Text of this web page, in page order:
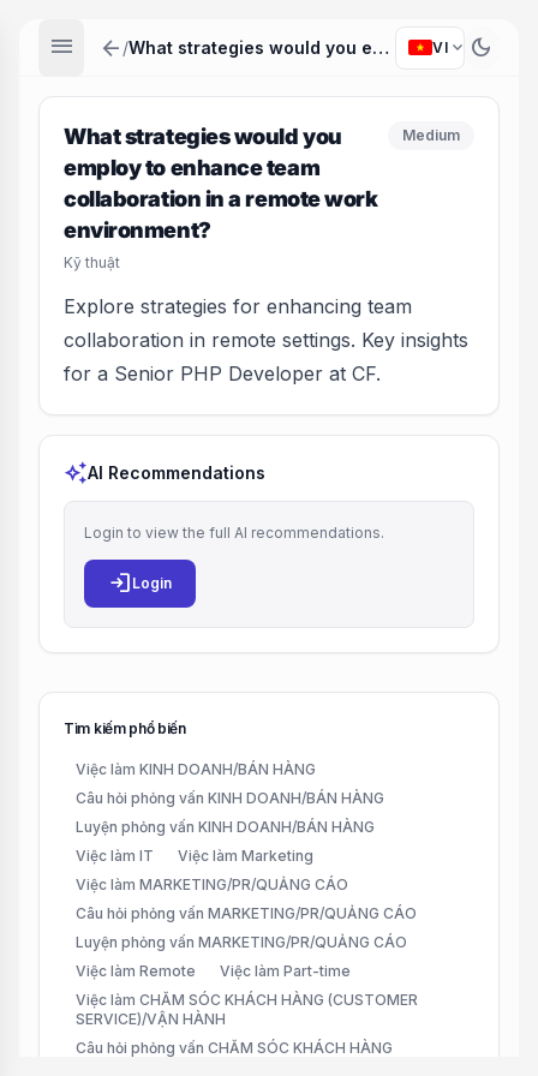
menu arrow_back / What strategies would you employ to enhance team collaboration in a remote work environment? VI expand_more dark_mode
What strategies would you
employ to enhance team
collaboration in a remote work
environment?
Kỹ thuật
Medium
Explore strategies for enhancing team
collaboration in remote settings. Key insights
for a Senior PHP Developer at CF.
auto_awesomeAI Recommendations
Login to view the full AI recommendations.
login Login
Tìm kiếm phổ biến
Việc làm KINH DOANH/BÁN HÀNG
Câu hỏi phỏng vấn KINH DOANH/BÁN HÀNG
Luyện phỏng vấn KINH DOANH/BÁN HÀNG
Việc làm IT
Việc làm Marketing
Việc làm MARKETING/PR/QUẢNG CÁO
Câu hỏi phỏng vấn MARKETING/PR/QUẢNG CÁO
Luyện phỏng vấn MARKETING/PR/QUẢNG CÁO
Việc làm Remote
Việc làm Part-time
Việc làm CHĂM SÓC KHÁCH HÀNG (CUSTOMER
SERVICE)/VẬN HÀNH
Câu hỏi phỏng vấn CHĂM SÓC KHÁCH HÀNG